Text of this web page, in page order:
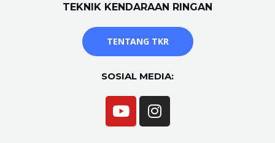
TEKNIK KENDARAAN RINGAN
TENTANG TKR
SOSIAL MEDIA: